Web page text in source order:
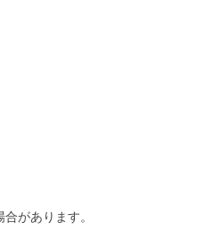
があります。